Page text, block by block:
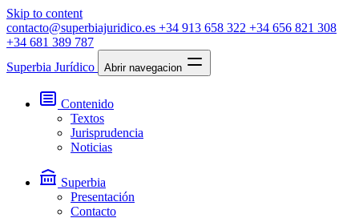
Skip to content
contacto@superbiajuridico.es +34 913 658 322 +34 656 821 308
+34 681 389 787
Superbia Jurídico
Abrir navegacion
Contenido
Textos
Jurisprudencia
Noticias
Superbia
Presentación
Contacto